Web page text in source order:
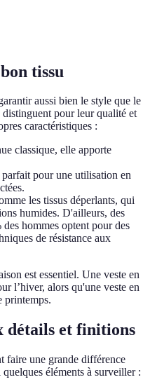
tissu
aussi bien le style que le
pour leur qualité et
caractéristiques :
classique, elle apporte
pour une utilisation en
les tissus déperlants, qui
humides. D'ailleurs, des
hommes optent pour des
de résistance aux
est essentiel. Une veste en
l’hiver, alors qu'une veste en
printemps.
détails et finitions
faire une grande différence
éléments à surveiller :